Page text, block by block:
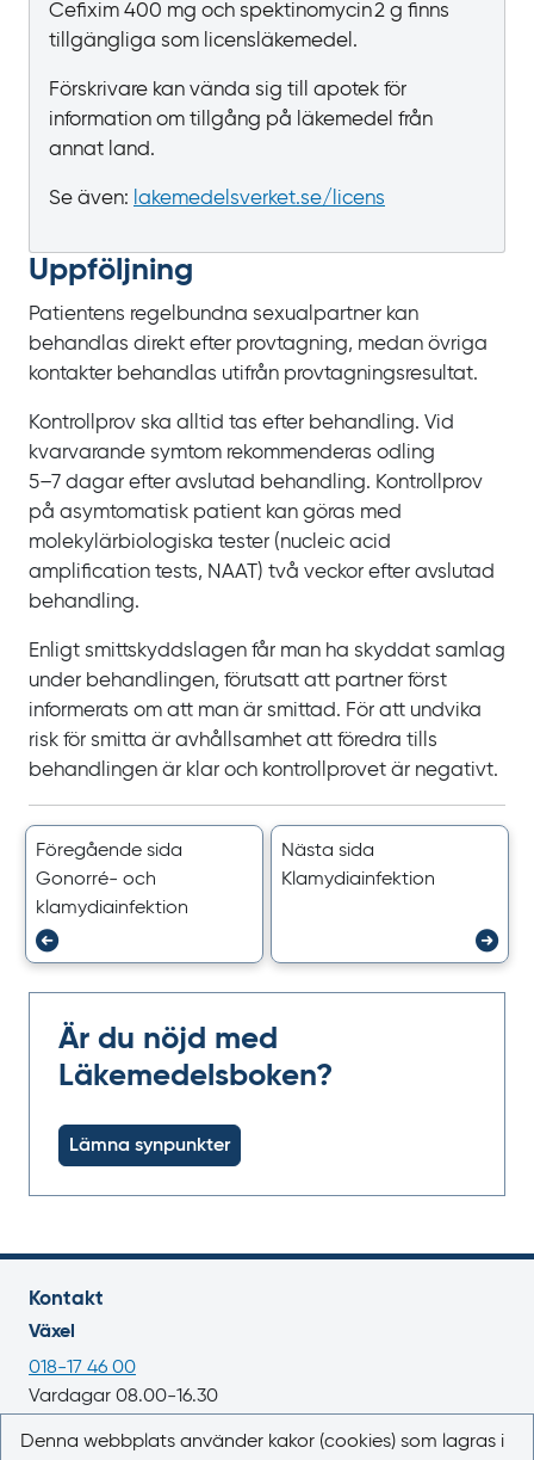
Cefixim 400 mg och spektinomycin 2 g finns
tillgängliga som licensläkemedel.
Förskrivare kan vända sig till apotek för
information om tillgång på läkemedel från
annat land.
Se även: lakemedelsverket.se/licens
Uppföljning
Patientens regelbundna sexualpartner kan
behandlas direkt efter provtagning, medan övriga
kontakter behandlas utifrån provtagningsresultat.
Kontrollprov ska alltid tas efter behandling. Vid
kvarvarande symtom rekommenderas odling
5‍–‍7 dagar efter avslutad behandling. Kontrollprov
på asymtomatisk patient kan göras med
molekylärbiologiska tester (nucleic acid
amplification tests, NAAT) två veckor efter avslutad
behandling.
Enligt smittskyddslagen får man ha skyddat samlag
under behandlingen, förutsatt att partner först
informerats om att man är smittad. För att undvika
risk för smitta är avhållsamhet att föredra tills
behandlingen är klar och kontrollprovet är negativt.
Föregående sida
Gonorré- och
klamydiainfektion
Nästa sida
Klamydiainfektion
Är du nöjd med
Läkemedelsboken?
Lämna synpunkter
Kontakt
Växel
018-17 46 00
Vardagar 08.00-16.30
E-post
Denna webbplats använder kakor (cookies) som lagras i